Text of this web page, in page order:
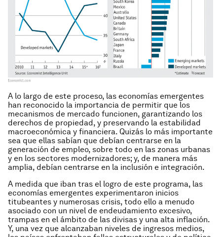
A lo largo de este proceso, las economías emergentes
han reconocido la importancia de permitir que los
mecanismos de mercado funcionen, garantizando los
derechos de propiedad, y preservando la estabilidad
macroeconómica y financiera. Quizás lo más importante
sea que ellas sabían que debían centrarse en la
generación de empleo, sobre todo en las zonas urbanas
y en los sectores modernizadores; y, de manera más
amplia, debían centrarse en la inclusión e integración.
A medida que iban tras el logro de este programa, las
economías emergentes experimentaron inicios
titubeantes y numerosas crisis, todo ello a menudo
asociado con un nivel de endeudamiento excesivo,
trampas en el ámbito de las divisas y una alta inflación.
Y, una vez que alcanzaban niveles de ingresos medios,